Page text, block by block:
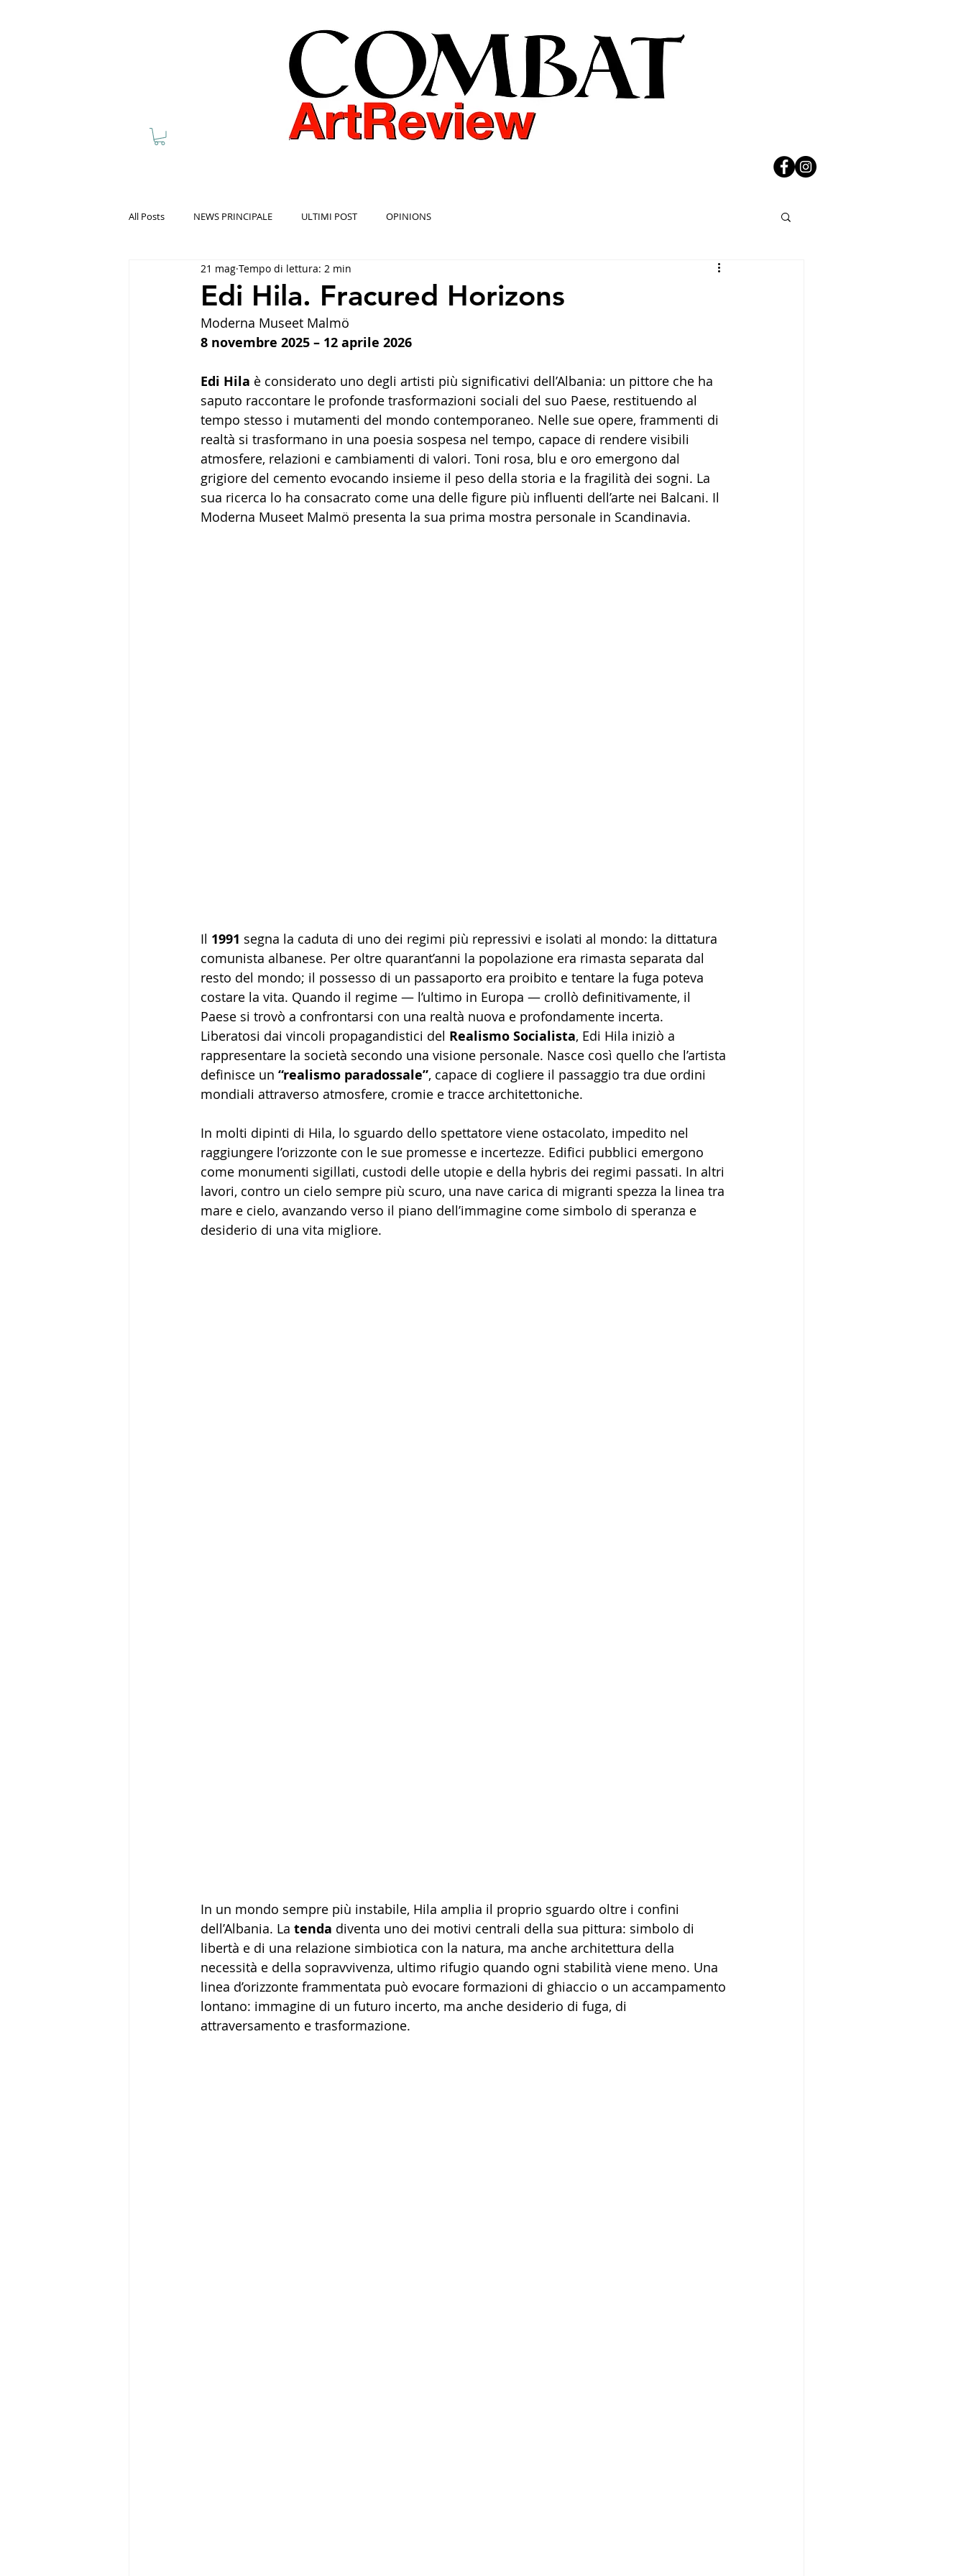
All Posts NEWS PRINCIPALE ULTIMI POST OPINIONS
Edi Hila. Fracured Horizons
21 mag Tempo di lettura: 2 min
Moderna Museet Malmö
8 novembre 2025 – 12 aprile 2026
Edi Hila è considerato uno degli artisti più significativi dell’Albania: un pittore che ha
saputo raccontare le profonde trasformazioni sociali del suo Paese, restituendo al
tempo stesso i mutamenti del mondo contemporaneo. Nelle sue opere, frammenti di
realtà si trasformano in una poesia sospesa nel tempo, capace di rendere visibili
atmosfere, relazioni e cambiamenti di valori. Toni rosa, blu e oro emergono dal
grigiore del cemento evocando insieme il peso della storia e la fragilità dei sogni. La
sua ricerca lo ha consacrato come una delle figure più influenti dell’arte nei Balcani. Il
Moderna Museet Malmö presenta la sua prima mostra personale in Scandinavia.
Il 1991 segna la caduta di uno dei regimi più repressivi e isolati al mondo: la dittatura
comunista albanese. Per oltre quarant’anni la popolazione era rimasta separata dal
resto del mondo; il possesso di un passaporto era proibito e tentare la fuga poteva
costare la vita. Quando il regime — l’ultimo in Europa — crollò definitivamente, il
Paese si trovò a confrontarsi con una realtà nuova e profondamente incerta.
Liberatosi dai vincoli propagandistici del Realismo Socialista, Edi Hila iniziò a
rappresentare la società secondo una visione personale. Nasce così quello che l’artista
definisce un “realismo paradossale”, capace di cogliere il passaggio tra due ordini
mondiali attraverso atmosfere, cromie e tracce architettoniche.
In molti dipinti di Hila, lo sguardo dello spettatore viene ostacolato, impedito nel
raggiungere l’orizzonte con le sue promesse e incertezze. Edifici pubblici emergono
come monumenti sigillati, custodi delle utopie e della hybris dei regimi passati. In altri
lavori, contro un cielo sempre più scuro, una nave carica di migranti spezza la linea tra
mare e cielo, avanzando verso il piano dell’immagine come simbolo di speranza e
desiderio di una vita migliore.
In un mondo sempre più instabile, Hila amplia il proprio sguardo oltre i confini
dell’Albania. La tenda diventa uno dei motivi centrali della sua pittura: simbolo di
libertà e di una relazione simbiotica con la natura, ma anche architettura della
necessità e della sopravvivenza, ultimo rifugio quando ogni stabilità viene meno. Una
linea d’orizzonte frammentata può evocare formazioni di ghiaccio o un accampamento
lontano: immagine di un futuro incerto, ma anche desiderio di fuga, di
attraversamento e trasformazione.